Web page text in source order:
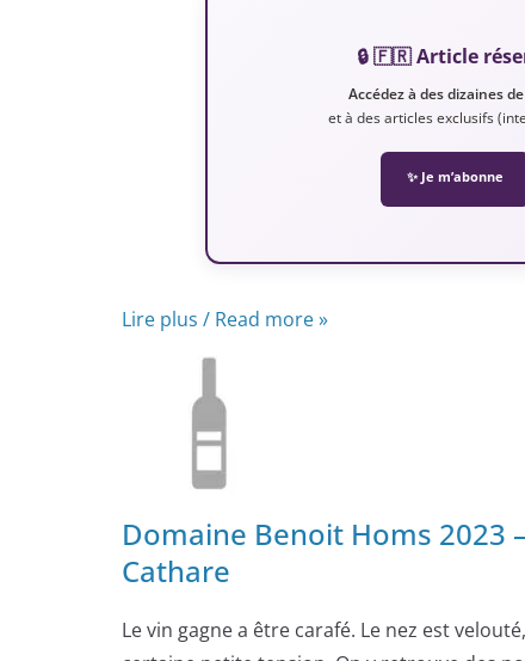
🔒 🇫🇷 Article
Accédez à des dizaines
et à des articles exclusifs
✨ Je m’abonne
Lire plus / Read more »
Domaine Benoit Homs 2023
Cathare
Le vin gagne a être carafé. Le nez est